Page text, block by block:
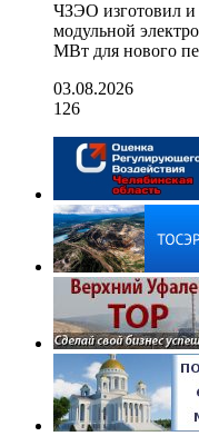
ЧЗЭО изготовил и
модульной
МВт для нового
03.08.2026
126